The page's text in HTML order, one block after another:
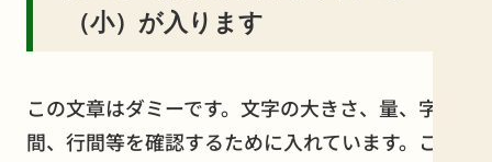
（小）が入ります
この文章はダミーです。文字の大きさ、量、字
間、行間等を確認するために入れています。この